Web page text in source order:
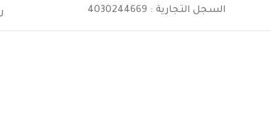
السجل التجارية : 4030244669